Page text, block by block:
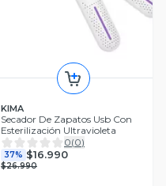
KIMA
Secador De Zapatos Usb Con
Esterilización Ultravioleta
0(0)
37% $16.990
$26.990